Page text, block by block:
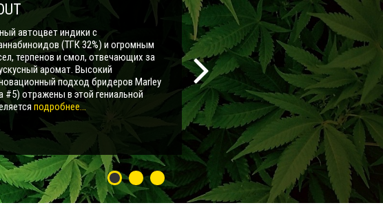
автоцвет индики с
(ТГК 32%) и огромным
терпенов и смол, отвечающих за
аромат. Высокий
подход бридеров Marley
#5) отражены в этой гениальной
подробнее...